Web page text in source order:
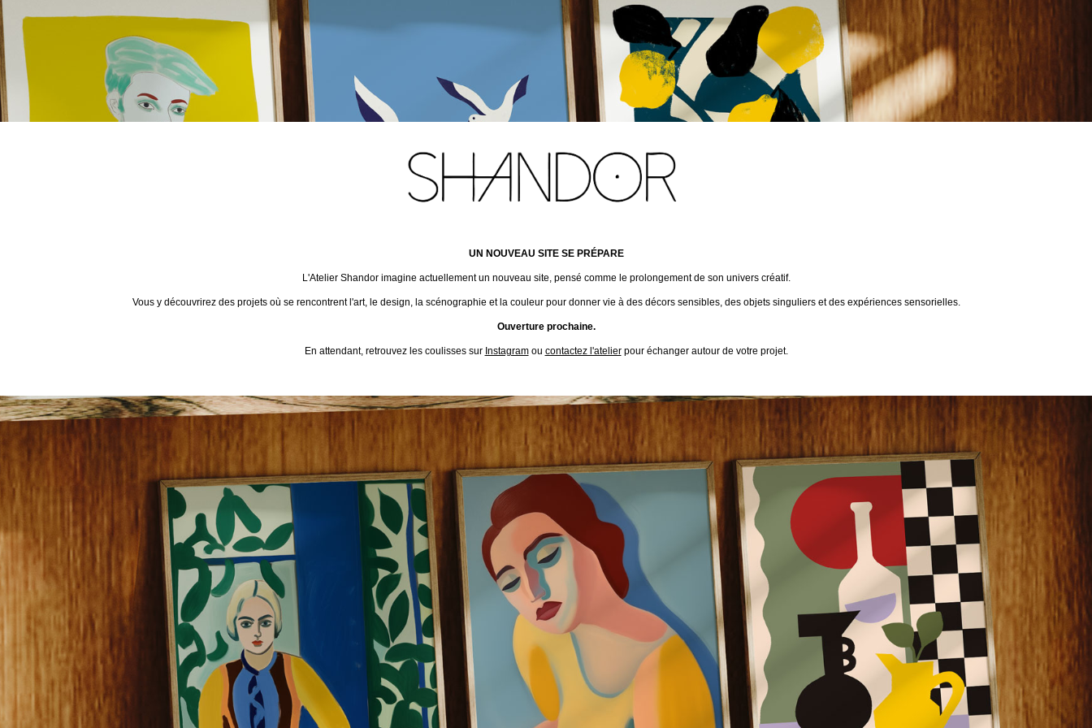
UN NOUVEAU SITE SE PRÉPARE
L'Atelier Shandor imagine actuellement un nouveau site, pensé comme le prolongement de son univers créatif.
Vous y découvrirez des projets où se rencontrent l'art, le design, la scénographie et la couleur pour donner vie à des décors sensibles, des objets singuliers et des expériences sensorielles.
Ouverture prochaine.
En attendant, retrouvez les coulisses sur Instagramou contactez l'atelierpour échanger autour de votre projet.